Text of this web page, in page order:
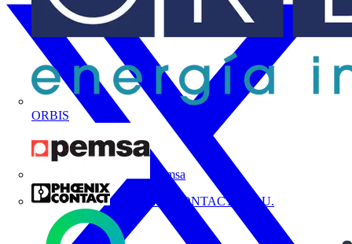
ORBIS
Pemsa
PHOENIX CONTACT, S.A.U.